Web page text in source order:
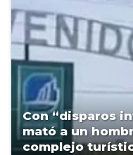
Con “disparos
mató a un
complejo